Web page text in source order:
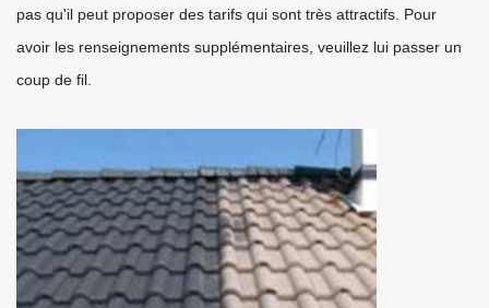
pas qu'il peut proposer des tarifs qui sont très attractifs. Pour
avoir les renseignements supplémentaires, veuillez lui passer un
coup de fil.